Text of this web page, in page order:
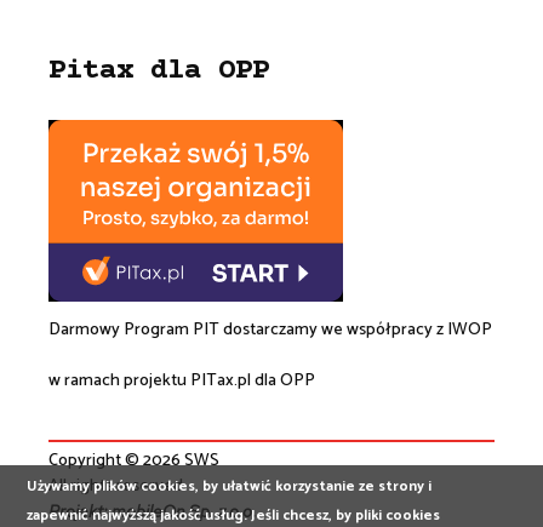
Pitax dla OPP
Darmowy Program PIT dostarczamy we współpracy zIWOP
w ramach projektu PITax.pldla OPP
Copyright © 2026 SWS
All rights reserved
Projekt:mobileOn Sp. z o.o.
Używamy plików cookies, by ułatwić korzystanie ze strony i
zapewnić najwyższą jakość usług. Jeśli chcesz, by pliki cookies